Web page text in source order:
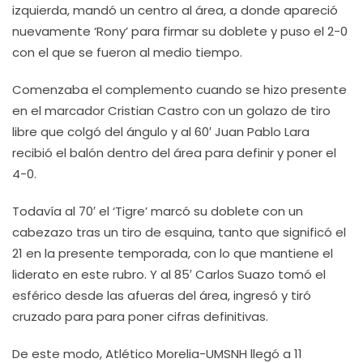
izquierda, mandó un centro al área, a donde apareció
nuevamente ‘Rony’ para firmar su doblete y puso el 2-0
con el que se fueron al medio tiempo.
Comenzaba el complemento cuando se hizo presente
en el marcador Cristian Castro con un golazo de tiro
libre que colgó del ángulo y al 60′ Juan Pablo Lara
recibió el balón dentro del área para definir y poner el
4-0.
Todavía al 70′ el ‘Tigre’ marcó su doblete con un
cabezazo tras un tiro de esquina, tanto que significó el
21 en la presente temporada, con lo que mantiene el
liderato en este rubro. Y al 85′ Carlos Suazo tomó el
esférico desde las afueras del área, ingresó y tiró
cruzado para para poner cifras definitivas.
De este modo, Atlético Morelia-UMSNH llegó a 11